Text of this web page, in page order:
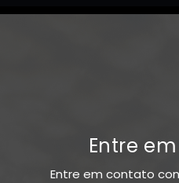
Entre
Entre em contato